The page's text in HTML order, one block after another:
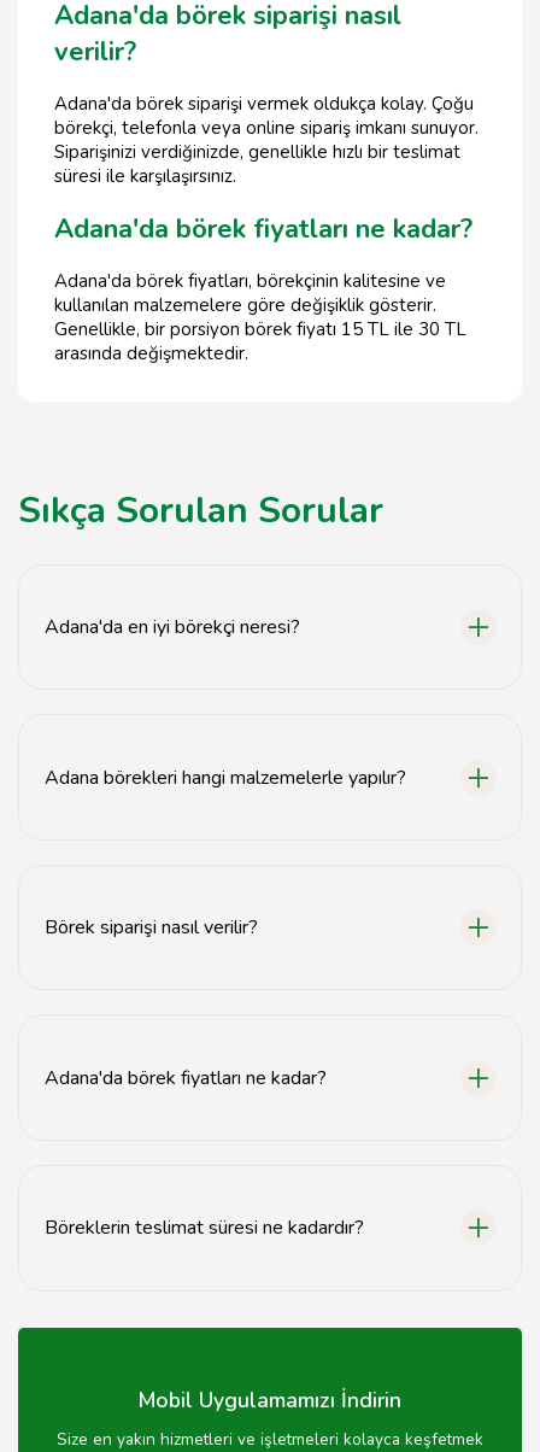
Adana'da börek siparişi nasıl
verilir?
Adana'da börek siparişi vermek oldukça kolay. Çoğu
börekçi, telefonla veya online sipariş imkanı sunuyor.
Siparişinizi verdiğinizde, genellikle hızlı bir teslimat
süresi ile karşılaşırsınız.
Adana'da börek fiyatları ne kadar?
Adana'da börek fiyatları, börekçinin kalitesine ve
kullanılan malzemelere göre değişiklik gösterir.
Genellikle, bir porsiyon börek fiyatı 15 TL ile 30 TL
arasında değişmektedir.
Sıkça Sorulan Sorular
Adana'da en iyi börekçi neresi?
Adana börekleri hangi malzemelerle yapılır?
Börek siparişi nasıl verilir?
Adana'da börek fiyatları ne kadar?
Böreklerin teslimat süresi ne kadardır?
saat arasında değişmektedir, sipariş yoğunluğuna bağlı
Mobil Uygulamamızı İndirin
Size en yakın hizmetleri ve işletmeleri kolayca keşfetmek